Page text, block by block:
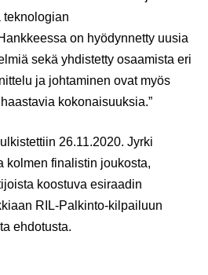
teknologian
on hyödynnetty uusia
sekä yhdistetty osaamista eri
ja johtaminen ovat myös
kokonaisuuksia.”
26.11.2020. Jyrki
kolmen finalistin joukosta,
koostuva esiraadin
RIL-Palkinto-kilpailuun
ehdotusta.